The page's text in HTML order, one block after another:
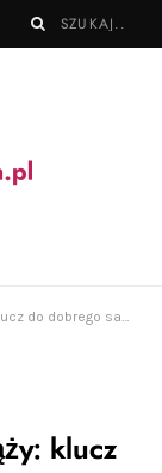
Zdrowe odżywianie w ciąży: klucz do dobrego samopoczucia matki i rozwoju dziecka
klucz